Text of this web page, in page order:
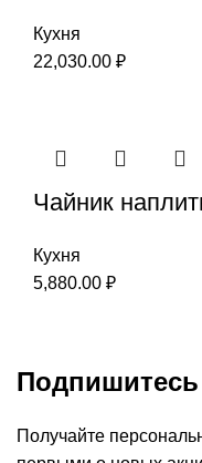
Кухня
22,030.00 ₽
Чайник
Кухня
5,880.00 ₽
Получайте